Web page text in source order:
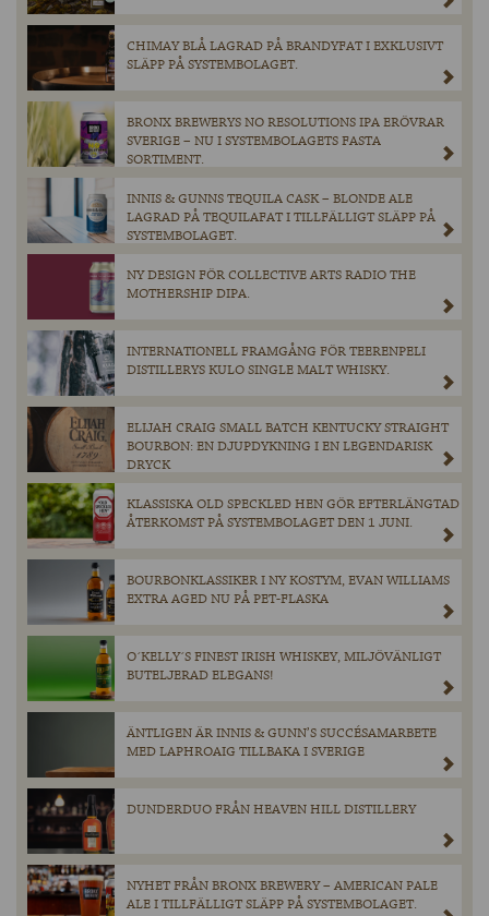
CHIMAY BLÅ LAGRAD PÅ BRANDYFAT I EXKLUSIVT
SLÄPP PÅ SYSTEMBOLAGET.
BRONX BREWERYS NO RESOLUTIONS IPA ERÖVRAR
SVERIGE – NU I SYSTEMBOLAGETS FASTA
SORTIMENT.
INNIS & GUNNS TEQUILA CASK – BLONDE ALE
LAGRAD PÅ TEQUILAFAT I TILLFÄLLIGT SLÄPP PÅ
SYSTEMBOLAGET.
NY DESIGN FÖR COLLECTIVE ARTS RADIO THE
MOTHERSHIP DIPA.
INTERNATIONELL FRAMGÅNG FÖR TEERENPELI
DISTILLERYS KULO SINGLE MALT WHISKY.
ELIJAH CRAIG SMALL BATCH KENTUCKY STRAIGHT
BOURBON: EN DJUPDYKNING I EN LEGENDARISK
DRYCK
KLASSISKA OLD SPECKLED HEN GÖR EFTERLÄNGTAD
ÅTERKOMST PÅ SYSTEMBOLAGET DEN 1 JUNI.
BOURBONKLASSIKER I NY KOSTYM, EVAN WILLIAMS
EXTRA AGED NU PÅ PET-FLASKA
O´KELLY´S FINEST IRISH WHISKEY, MILJÖVÄNLIGT
BUTELJERAD ELEGANS!
ÄNTLIGEN ÄR INNIS & GUNN’S SUCCÉSAMARBETE
MED LAPHROAIG TILLBAKA I SVERIGE
DUNDERDUO FRÅN HEAVEN HILL DISTILLERY
NYHET FRÅN BRONX BREWERY – AMERICAN PALE
ALE I TILLFÄLLIGT SLÄPP PÅ SYSTEMBOLAGET.